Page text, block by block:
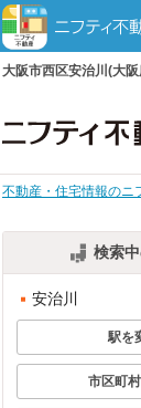
大阪市西区安治川(大
不動産・住宅情報のニ
検索
安治川
駅を
市区町